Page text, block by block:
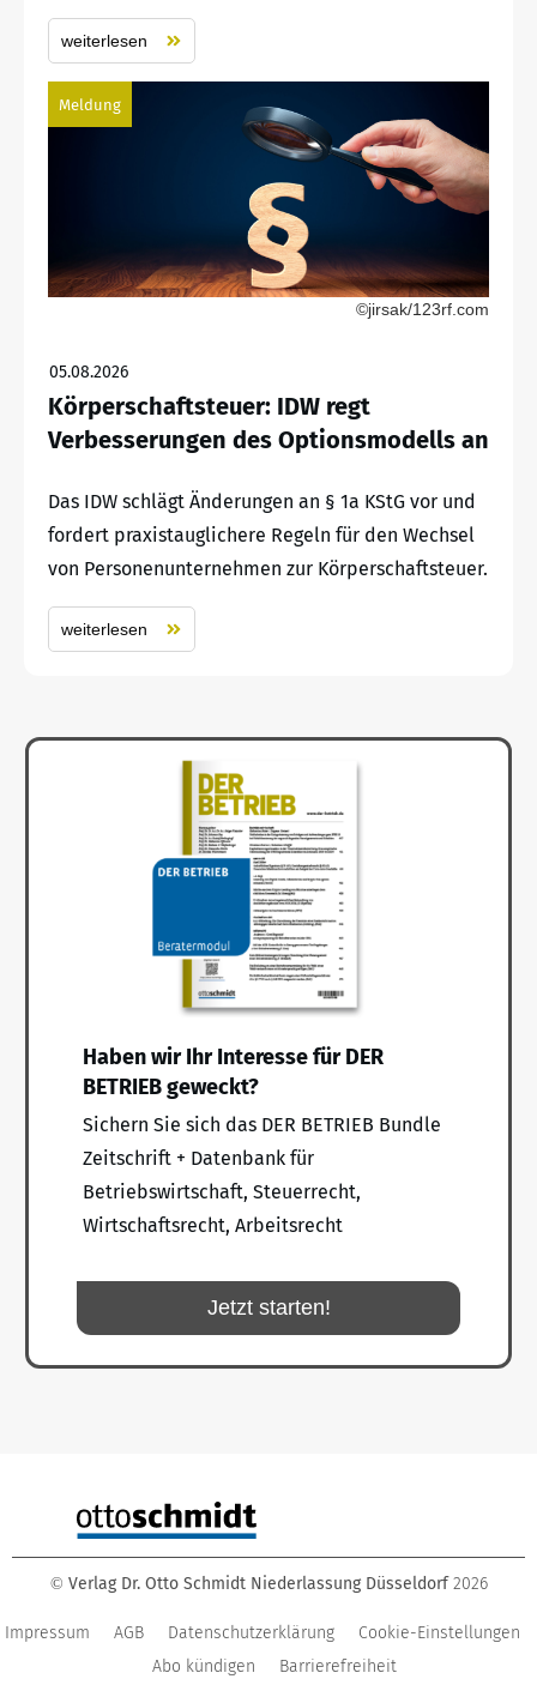
weiterlesen
Meldung
©jirsak/123rf.com
05.08.2026
Körperschaftsteuer: IDW regt
Verbesserungen des Optionsmodells an
Das IDW schlägt Änderungen an § 1a KStG vor und
fordert praxistauglichere Regeln für den Wechsel
von Personenunternehmen zur Körperschaftsteuer.
weiterlesen
Haben wir Ihr Interesse für DER
BETRIEB geweckt?
Sichern Sie sich das DER BETRIEB Bundle
Zeitschrift + Datenbank für
Betriebswirtschaft, Steuerrecht,
Wirtschaftsrecht, Arbeitsrecht
Jetzt starten!
© Verlag Dr. Otto Schmidt Niederlassung Düsseldorf 2026
Impressum AGB Datenschutzerklärung
Cookie-Einstellungen
Abo kündigen
Barrierefreiheit